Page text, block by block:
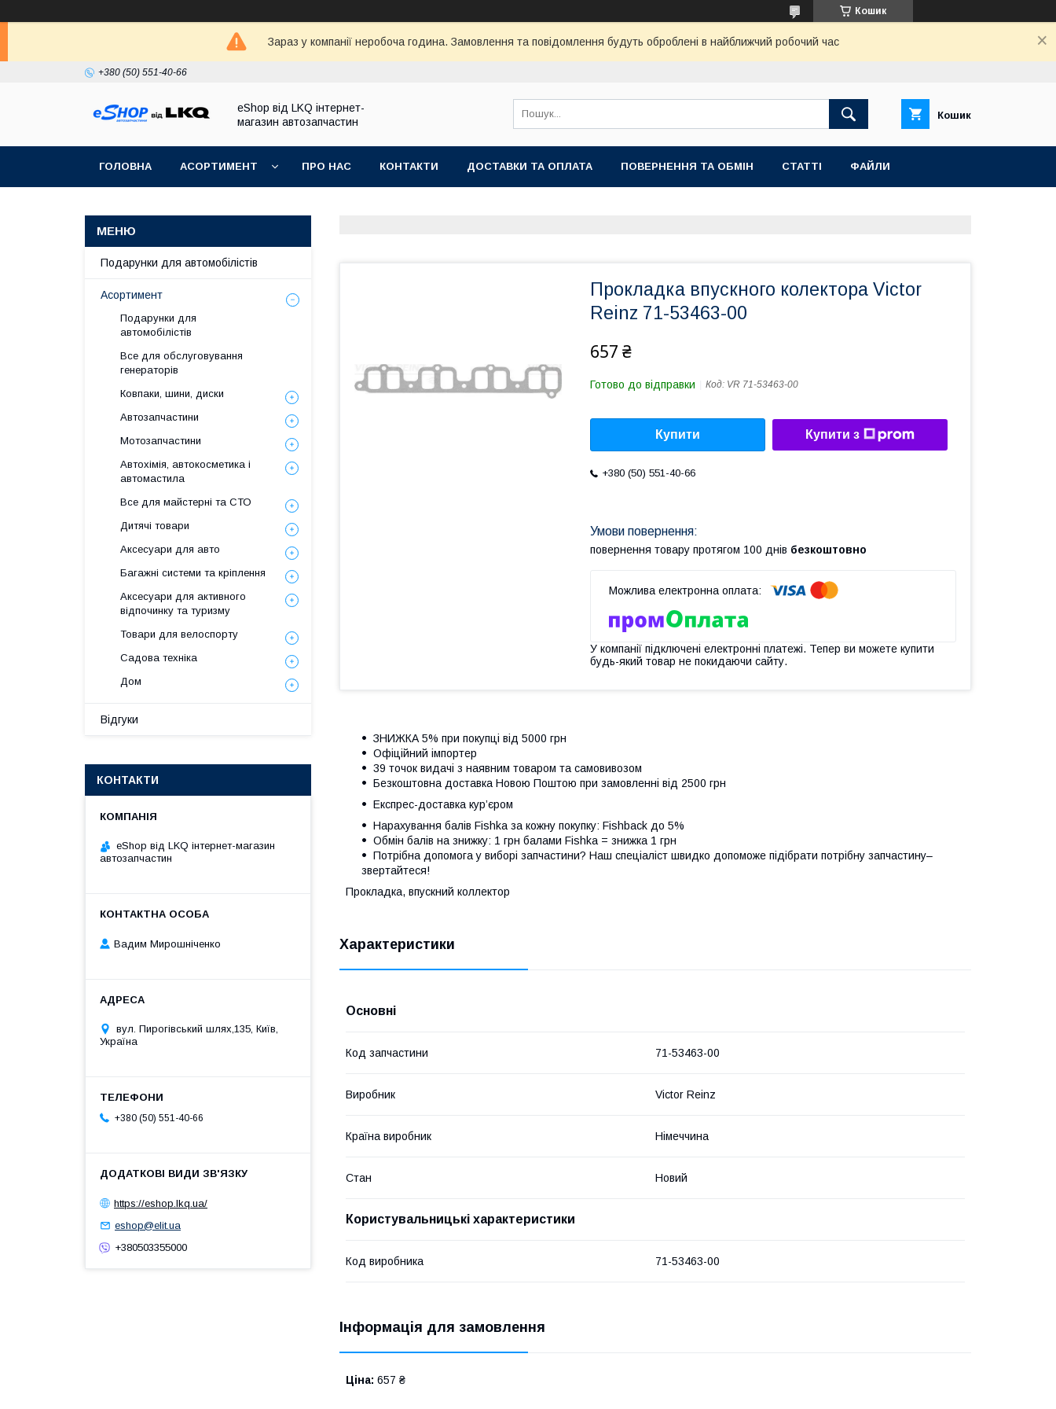
Кошик
Зараз у компанії неробоча година. Замовлення та повідомлення будуть оброблені в найближчий робочий час
+380 (50) 551-40-66
eShop від LKQ інтернет-
магазин автозапчастин
Кошик
ГОЛОВНА АСОРТИМЕНТ ПРО НАС КОНТАКТИ ДОСТАВКИ ТА ОПЛАТА ПОВЕРНЕННЯ ТА ОБМІН СТАТТІ ФАЙЛИ
Прокладка впускного колектора Victor
Reinz 71-53463-00
657 ₴
Готово до відправки Код: VR 71-53463-00
Купити Купити з
+380 (50) 551-40-66
повернення товару протягом 100 днів безкоштовно
У компанії підключені електронні платежі. Тепер ви можете купити
будь-який товар не покидаючи сайту.
ЗНИЖКА 5% при покупці від 5000 грн
Офіційний імпортер
39 точок видачі з наявним товаром та самовивозом
Безкоштовна доставка Новою Поштою при замовленні від 2500 грн
Експрес-доставка кур’єром
Нарахування балів Fishka за кожну покупку: Fishback до 5%
Обмін балів на знижку: 1 грн балами Fishka = знижка 1 грн
Потрібна допомога у виборі запчастини? Наш спеціаліст швидко допоможе підібрати потрібну запчастину–
звертайтеся!
Прокладка, впускний коллектор
Характеристики
Основні
Код запчастини 71-53463-00
Виробник Victor Reinz
Країна виробник Німеччина
Стан Новий
Користувальницькі характеристики
Код виробника 71-53463-00
Інформація для замовлення
Ціна: 657 ₴
Подарунки для автомобілістів
Асортимент
Подарунки для
автомобілістів
Все для обслуговування
генераторів
Ковпаки, шини, диски
Автозапчастини
Мотозапчастини
Автохімія, автокосметика і
автомастила
Все для майстерні та СТО
Дитячі товари
Аксесуари для авто
Багажні системи та кріплення
Аксесуари для активного
відпочинку та туризму
Товари для велоспорту
Садова техніка
Дом
Відгуки
КОНТАКТИ
eShop від LKQ інтернет-магазин
автозапчастин
Вадим Мирошніченко
вул. Пирогівський шлях,135, Київ,
Україна
+380 (50) 551-40-66
https://eshop.lkq.ua/
eshop@elit.ua
+380503355000